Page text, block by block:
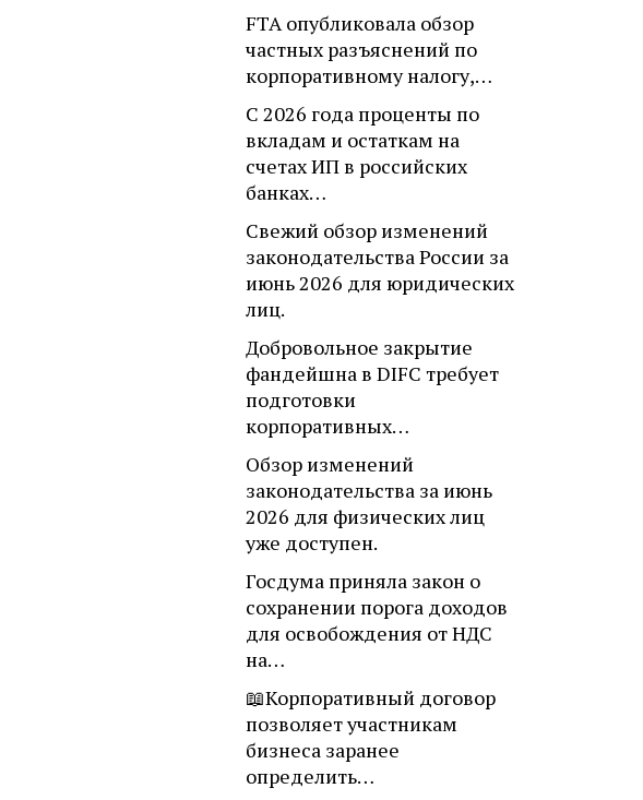
FTA опубликовала обзор
частных разъяснений по
корпоративному налогу,…
С 2026 года проценты по
вкладам и остаткам на
счетах ИП в российских
банках…
Свежий обзор изменений
законодательства России за
июнь 2026 для юридических
лиц.
Добровольное закрытие
фандейшна в DIFC требует
подготовки
корпоративных…
Обзор изменений
законодательства за июнь
2026 для физических лиц
уже доступен.
Госдума приняла закон о
сохранении порога доходов
для освобождения от НДС
на…
📖Корпоративный договор
позволяет участникам
бизнеса заранее
определить…